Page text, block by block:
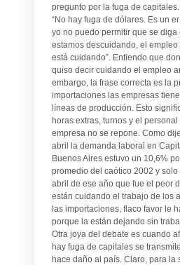
pregunto por la fuga de
“No hay fuga de dólares. Es un
yo no puedo permitir que se
estamos descuidando, el
está cuidando”. Entiendo que
quiso decir cuidando el empleo
embargo, la frase correcta es la
importaciones las empresas
líneas de producción. Esto
horas extras, turnos y el
empresa no se repone. Como
abril la demanda laboral en
Buenos Aires estuvo un 10,6%
promedio del caótico 2002 y
abril de ese año que fue el peor
están cuidando el trabajo de los
las importaciones, flaco favor le
porque la están dejando sin
Otra joya del debate es cuando
hay fuga de capitales se
hace daño al país. Claro, para la